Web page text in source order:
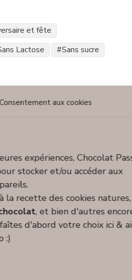
Consentement aux cookies
expériences, Chocolat
stocker et/ou accéder aux
la recette des cookies
, et bien d'autres
faîtes d'abord votre choix ici &
:)
et fête
Lactose Sans sucre
Chocovore
créative derrière le
clavier !
chocolatées aussi belles